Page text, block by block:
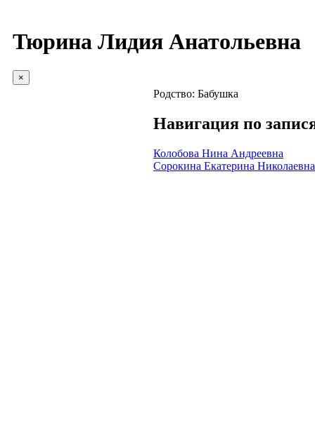
Тюрина Лидия Анатольевна
×
Родство: Бабушка
Навигация по
Колобова Нина Андреевна
Сорокина Екатерина Николаевна